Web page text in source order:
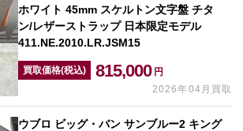
ホワイト 45mm スケルトン文字盤 チタ
ン/レザーストラップ 日本限定モデル
411.NE.2010.LR.JSM15
買取価格(税込) 815,000 円
2026年04月買取
ウブロ ビッグ・バン サンブルー2 キング